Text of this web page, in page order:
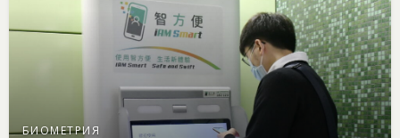
БИОМЕТРИЯ